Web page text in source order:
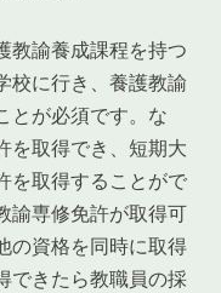
教諭養成課程を持つ
校に行き、養護教諭
とが必須です。な
を取得でき、短期大
を取得することがで
諭専修免許が取得可
の資格を同時に取得
できたら教職員の採